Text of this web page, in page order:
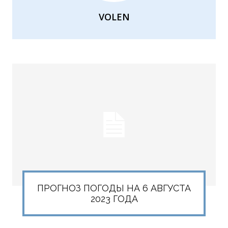
VOLEN
ПРОГНОЗ ПОГОДЫ НА 6 АВГУСТА
2023 ГОДА